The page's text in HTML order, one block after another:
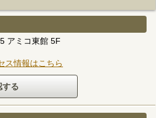
アミコ東館 5F
ス情報はこちら